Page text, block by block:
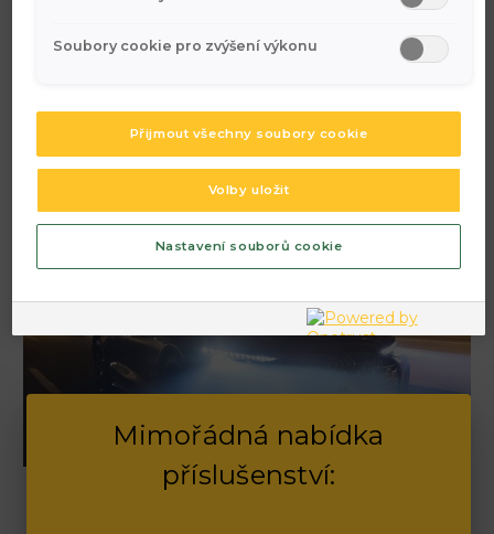
Tato inzerce není nabídkou k uzavření kupní smlouvy ve
smyslu ust. § 1732 odst. 1, odst. 2 zákona č. 89/2012 Sb.,
Nabídky
Mimořádná nabídka
příslušenství:
Soubory cookie pro zvýšení výkonu
Přijmout všechny soubory cookie
Volby uložit
Nastavení souborů cookie